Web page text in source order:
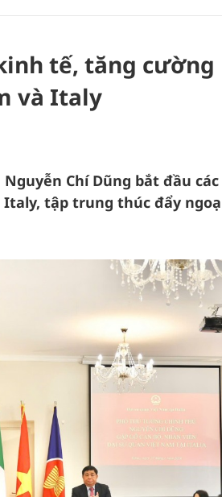
tế, tăng
và Italy
Nguyễn Chí Dũng bắt đầu
tập trung thúc đẩy